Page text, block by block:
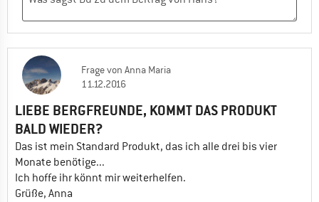
Fragevon Anna Maria
11.12.2016
LIEBE BERGFREUNDE, KOMMT DAS PRODUKT
BALD WIEDER?
Das ist mein Standard Produkt, das ich alle drei bis vier
Monate benötige...
Ich hoffe ihr könnt mir weiterhelfen.
Grüße, Anna